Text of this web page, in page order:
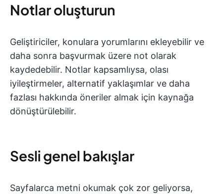
Notlar oluşturun
Geliştiriciler, konulara yorumlarını ekleyebilir ve
daha sonra başvurmak üzere not olarak
kaydedebilir. Notlar kapsamlıysa, olası
iyileştirmeler, alternatif yaklaşımlar ve daha
fazlası hakkında öneriler almak için kaynağa
dönüştürülebilir.
Sesli genel bakışlar
Sayfalarca metni okumak çok zor geliyorsa,